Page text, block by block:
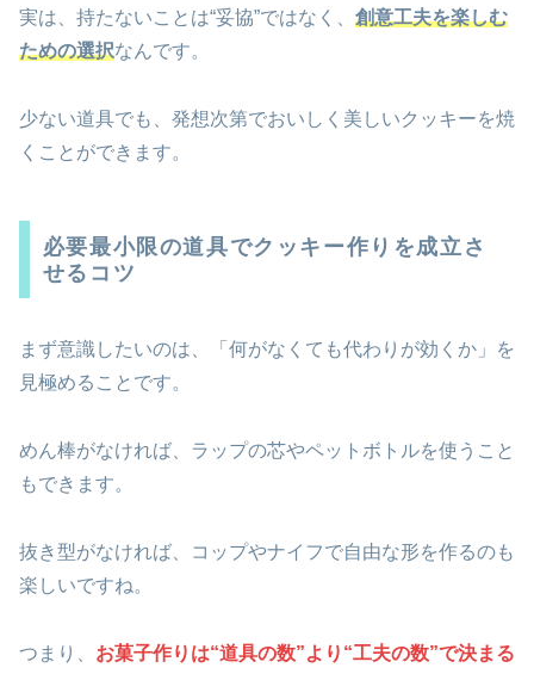
実は、持たないことは“妥協”ではなく、 創意工夫を楽しむ
ための選択なんです。
少ない道具でも、発想次第でおいしく美しいクッキーを焼
くことができます。
必要最小限の道具でクッキー作りを成立さ
せるコツ
まず意識したいのは、「何がなくても代わりが効くか」を
見極めることです。
めん棒がなければ、ラップの芯やペットボトルを使うこと
もできます。
抜き型がなければ、コップやナイフで自由な形を作るのも
楽しいですね。
つまり、 お菓子作りは“道具の数”より“工夫の数”で決まる